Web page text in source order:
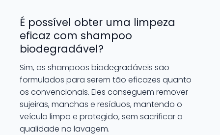
É possível obter uma limpeza
eficaz com shampoo
biodegradável?
Sim, os shampoos biodegradáveis são
formulados para serem tão eficazes quanto
os convencionais. Eles conseguem remover
sujeiras, manchas e resíduos, mantendo o
veículo limpo e protegido, sem sacrificar a
qualidade na lavagem.